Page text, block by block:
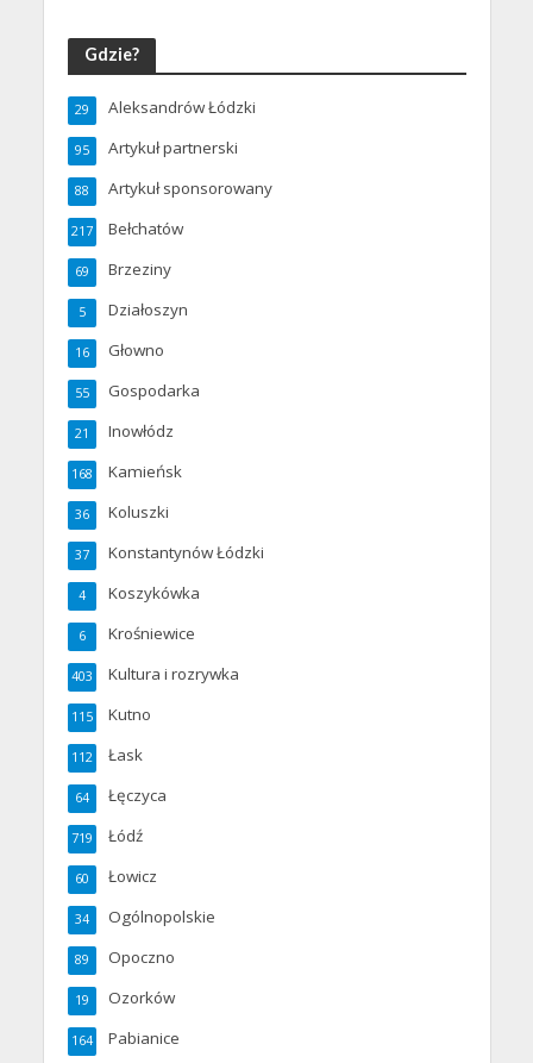
Gdzie?
Aleksandrów Łódzki
29
Artykuł partnerski
95
Artykuł sponsorowany
88
Bełchatów
217
Brzeziny
69
Działoszyn
5
Głowno
16
Gospodarka
55
Inowłódz
21
Kamieńsk
168
Koluszki
36
Konstantynów Łódzki
37
Koszykówka
4
Krośniewice
6
Kultura i rozrywka
403
Kutno
115
Łask
112
Łęczyca
64
Łódź
719
Łowicz
60
Ogólnopolskie
34
Opoczno
89
Ozorków
19
Pabianice
164